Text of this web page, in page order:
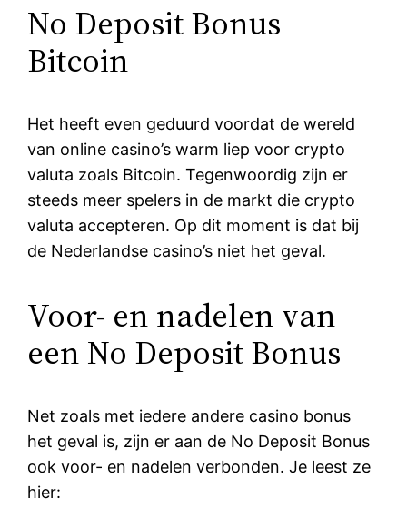
No Deposit Bonus
Bitcoin
Het heeft even geduurd voordat de wereld
van online casino’s warm liep voor crypto
valuta zoals Bitcoin. Tegenwoordig zijn er
steeds meer spelers in de markt die crypto
valuta accepteren. Op dit moment is dat bij
de Nederlandse casino’s niet het geval.
Voor- en nadelen van
een No Deposit Bonus
Net zoals met iedere andere casino bonus
het geval is, zijn er aan de No Deposit Bonus
ook voor- en nadelen verbonden. Je leest ze
hier: